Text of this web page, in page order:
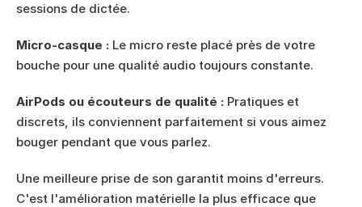
sessions de dictée.
Micro-casque : Le micro reste placé près de votre
bouche pour une qualité audio toujours constante.
AirPods ou écouteurs de qualité : Pratiques et
discrets, ils conviennent parfaitement si vous aimez
bouger pendant que vous parlez.
Une meilleure prise de son garantit moins d'erreurs.
C'est l'amélioration matérielle la plus efficace que